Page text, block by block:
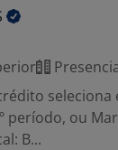
seleciona
período, ou
B...